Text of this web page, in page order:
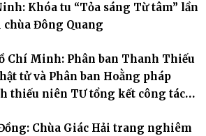
Khóa tu “Tỏa sáng Từ tâm” lần
Đông Quang
Chí Minh: Phân ban Thanh Thiếu
tử và Phân ban Hoằng pháp
thiếu niên TƯ tổng kết công tác
Chùa Giác Hải trang nghiêm